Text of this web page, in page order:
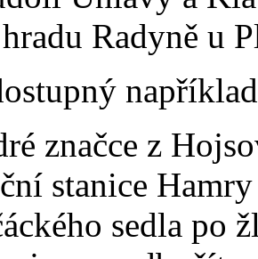
Radyně u
značce z
stanice
sedla po